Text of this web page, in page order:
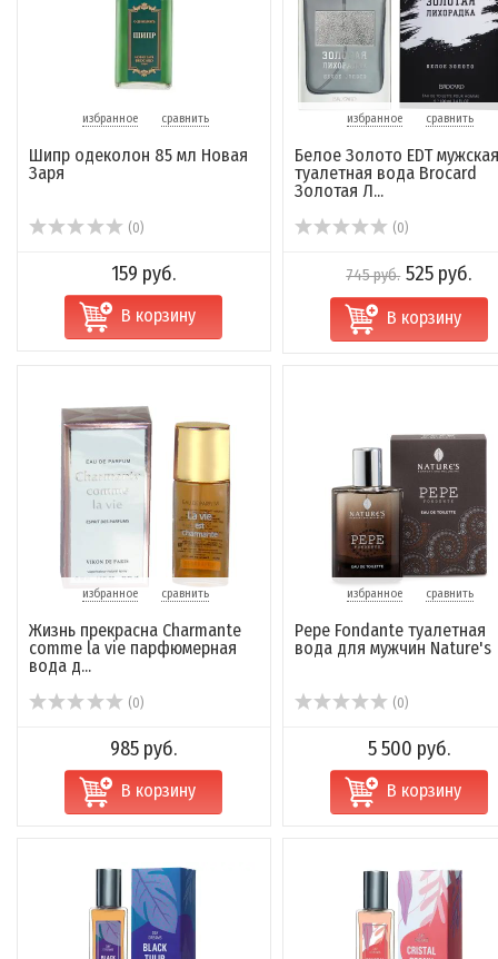
избранное сравнить
Шипр одеколон 85 мл Новая
Заря
(0)
159 руб.
В корзину
избранное сравнить
Белое Золото EDT мужская
туалетная вода Brocard
Золотая Л...
(0)
745 руб. 525 руб.
В корзину
избранное сравнить
Жизнь прекрасна Charmante
comme la vie парфюмерная
вода д...
(0)
985 руб.
В корзину
избранное сравнить
Pepe Fondante туалетная
вода для мужчин Nature's
(0)
5 500 руб.
В корзину